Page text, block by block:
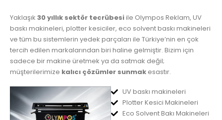
Yaklaşık 30 yıllık sektör tecrübesiile Olympos Reklam, UV
baskı makineleri, plotter kesiciler, eco solvent baskı makineleri
ve tüm bu sistemlerin yedek parçaları ile Türkiye’nin en çok
tercih edilen markalarından biri haline gelmiştir. Bizim için
sadece bir makine üretmek ya da satmak değil;
müşterilerimize kalıcı çözümler sunmak esastır.
UV baskı makineleri
Plotter Kesici Makineleri
Eco Solvent Bakı Makineleri